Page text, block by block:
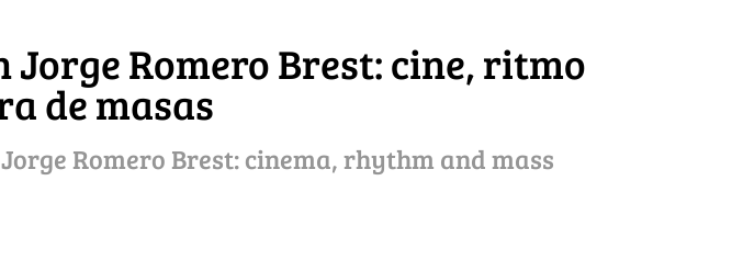
Jorge Romero Brest: cine, ritmo
de masas
Romero Brest: cinema, rhythm and mass